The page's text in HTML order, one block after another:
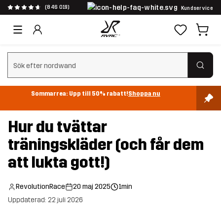
(846 019) Kundservice
Rensa sök
Sommarrea: Upp till 50% rabatt!Shoppa nu
Hur du tvättar
träningskläder (och får dem
att lukta gott!)
RevolutionRace 20 maj 2025
1min
Uppdaterad: 22 juli 2026